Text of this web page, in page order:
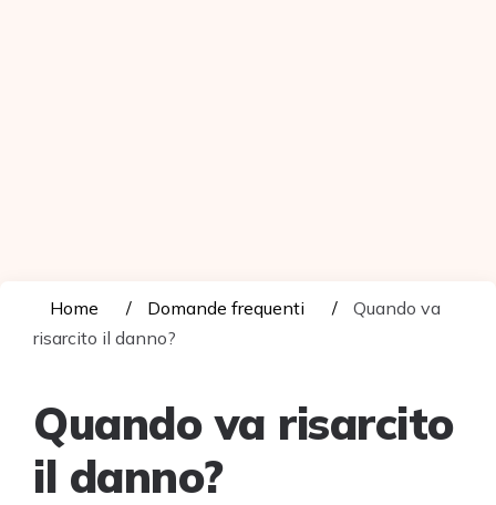
Home Domande frequenti
Quando va
risarcito il danno?
Quando va risarcito
il danno?